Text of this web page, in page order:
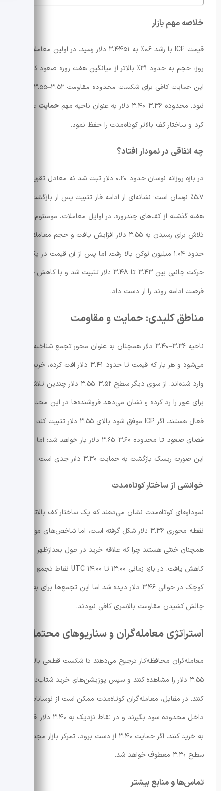
خلاصه مهم بازار
قیمت ICP با رشد ۰.۶٪ به ۳.۴۴۵۱ دلار رسید. در اولین معاملات
روز، حجم به حدود ۳۱٪ بالاتر از میانگین هفت روزه صعود کرد اما
نبود. محدوده ۳.۳۶–۳.۴۰ دلار به عنوان ناحیه مهم
حمایت عمل
کرد و ساختار کف بالاتر کوتاه‌مدت را حفظ نمود.
چه اتفاقی در نمودار افتاد؟
در بازه روزانه نوسان حدود ۰.۲۰ دلار ثبت شد که معادل تقریباً
۵.۷٪ نوسان است؛ نشانه‌ای از ادامه فاز تثبیت پس از بازگشت
هفته گذشته از کف‌های چندروزه. در اوایل معاملات، مومنتوم با
تلاش برای رسیدن به ۳.۵۵ دلار افزایش یافت و حجم معاملات تا
حدود ۱.۰۴ میلیون توکن بالا رفت. اما پس از آن قیمت در یک
حرکت جانبی بین ۳.۴۳ تا ۳.۴۸ دلار تثبیت شد و با کاهش حجم،
فرصت ادامه روند را از دست داد.
مناطق کلیدی: حمایت و مقاومت
ناحیه ۳.۳۶–۳.۴۰ دلار همچنان به عنوان محور تجمع شناخته
می‌شود و هر بار که قیمت تا حدود ۳.۴۱ دلار افت کرده، خریداران
وارد شده‌اند. از سوی دیگر سطح ۳.۵۲–۳.۵۵ دلار چندین تلاش
برای عبور را رد کرده و نشان می‌دهد فروشنده‌ها در این محدوده
فعال هستند. اگر ICP موفق شود بالای ۳.۵۵ دلار تثبیت کند،
فضای صعود تا محدوده ۳.۶۰–۳.۶۵ دلار باز خواهد شد؛ اما در غیر
این صورت ریسک بازگشت به حمایت ۳.۳۰ دلار جدی است.
خوانشی از ساختار کوتاه‌مدت
نمودارهای کوتاه‌مدت نشان می‌دهند که یک ساختار کف بالاتر از
نقطه محوری ۳.۳۶ دلار شکل گرفته است، اما شاخص‌های مومنتوم
همچنان خنثی هستند چرا که علاقه خرید در طول بعدازظهر
کاهش یافت. در بازه زمانی ۱۳:۰۰ تا ۱۴:۰۰ UTC نقاط تجمع
کوچک در حوالی ۳.۴۶ دلار دیده شد اما این تجمع‌ها برای به
چالش کشیدن مقاومت بالاسری کافی نبودند.
استراتژی معامله‌گران و سناریوهای محتمل
معامله‌گران محافظه‌کار ترجیح می‌دهند تا شکست قطعی بالای
۳.۵۵ دلار را مشاهده کنند و سپس پوزیشن‌های خرید شتاب‌دار باز
کنند. در مقابل، معامله‌گران کوتاه‌مدت ممکن است از نوسانات
داخل محدوده سود بگیرند و در نقاط نزدیک به ۳.۴۰ دلار اقدام
به خرید کنند. اگر حمایت ۳.۴۰ از دست برود، تمرکز بازار مجدداً به
سطح ۳.۳۰ معطوف خواهد شد.
تماس‌ها و منابع بیشتر